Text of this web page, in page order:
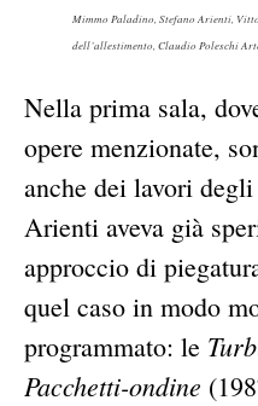
Mimmo Paladino, Stefano Arienti,
dell’allestimento, Claudio Poleschi
Nella prima sala,
opere menzionate,
anche dei lavori
Arienti aveva già
approccio di
quel caso in modo
programmato: le
Pacchetti-ondine